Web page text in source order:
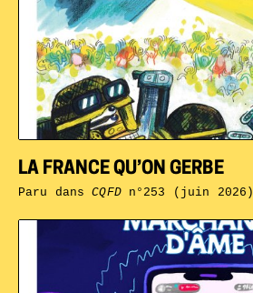
LA FRANCE QU’ON GERBE
Paru dansCQFDn°253 (juin 2026)